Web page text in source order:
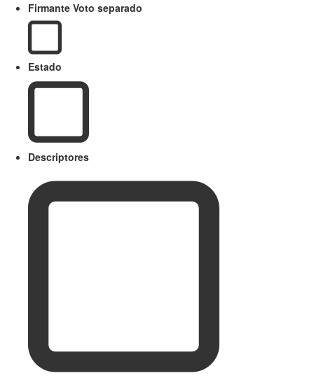
Firmante Voto separado
Estado
Descriptores